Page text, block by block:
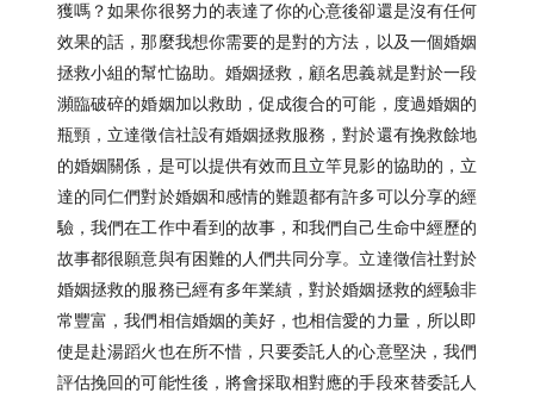
獲嗎？如果你很努力的表達了你的心意後卻還是沒有任何
效果的話，那麼我想你需要的是對的方法，以及一個婚姻
拯救小組的幫忙協助。婚姻拯救，顧名思義就是對於一段
瀕臨破碎的婚姻加以救助，促成復合的可能，度過婚姻的
瓶頸，立達徵信社設有婚姻拯救服務，對於還有挽救餘地
的婚姻關係，是可以提供有效而且立竿見影的協助的，立
達的同仁們對於婚姻和感情的難題都有許多可以分享的經
驗，我們在工作中看到的故事，和我們自己生命中經歷的
故事都很願意與有困難的人們共同分享。立達徵信社對於
婚姻拯救的服務已經有多年業績，對於婚姻拯救的經驗非
常豐富，我們相信婚姻的美好，也相信愛的力量，所以即
使是赴湯蹈火也在所不惜，只要委託人的心意堅決，我們
評估挽回的可能性後，將會採取相對應的手段來替委託人